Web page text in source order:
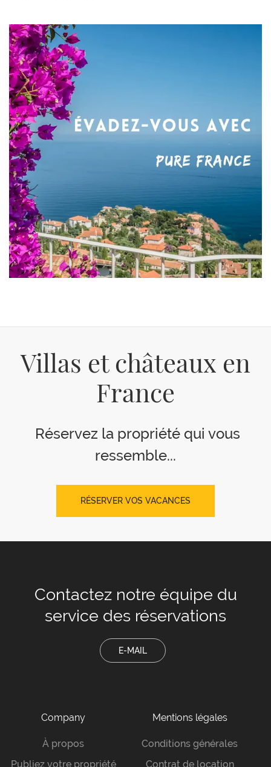
Villas et châteaux en
France
Réservez la propriété qui vous
ressemble...
RÉSERVER VOS VACANCES
Contactez notre équipe du
service des réservations
E-MAIL
Company
À propos
Publiez votre propriété
Mentions légales
Conditions générales
Contrat de location